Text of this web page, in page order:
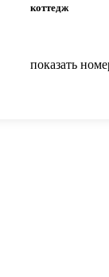
коттедж
показать